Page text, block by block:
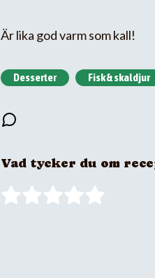
Är lika god varm som kall!
Desserter Fisk & skaldjur
Vad tycker du om